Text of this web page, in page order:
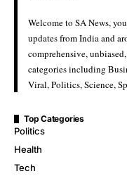
Welcome to SA News,
updates from India and
comprehensive,
categories including
Viral, Politics, Science,
Top Categories
Politics
Health
Tech